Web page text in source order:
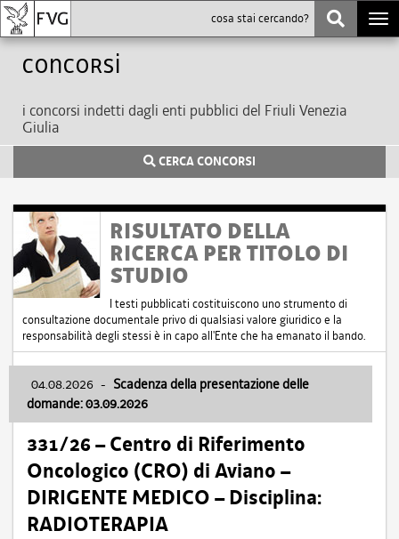
Concorsi
i concorsi indetti dagli enti pubblici del Friuli Venezia
Giulia
CERCA CONCORSI
RISULTATO DELLA
RICERCA PER TITOLO DI
STUDIO
I testi pubblicati costituiscono uno strumento di
consultazione documentale privo di qualsiasi valore giuridico e la
responsabilità degli stessi è in capo all'Ente che ha emanato il bando.
04.08.2026 - Scadenza della presentazione delle
domande: 03.09.2026
331/26 – Centro di Riferimento
Oncologico (CRO) di Aviano –
DIRIGENTE MEDICO – Disciplina:
RADIOTERAPIA